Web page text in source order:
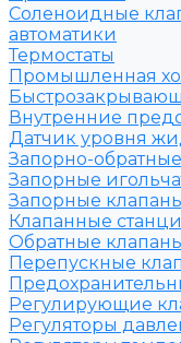
Соленоидные
автоматики
Термостаты
Промышленная
Внутренние
Датчик уровня
Запорно-
Запорные
Запорные
Клапанные
Обратные
Перепускные
Регулирующие
Регуляторы